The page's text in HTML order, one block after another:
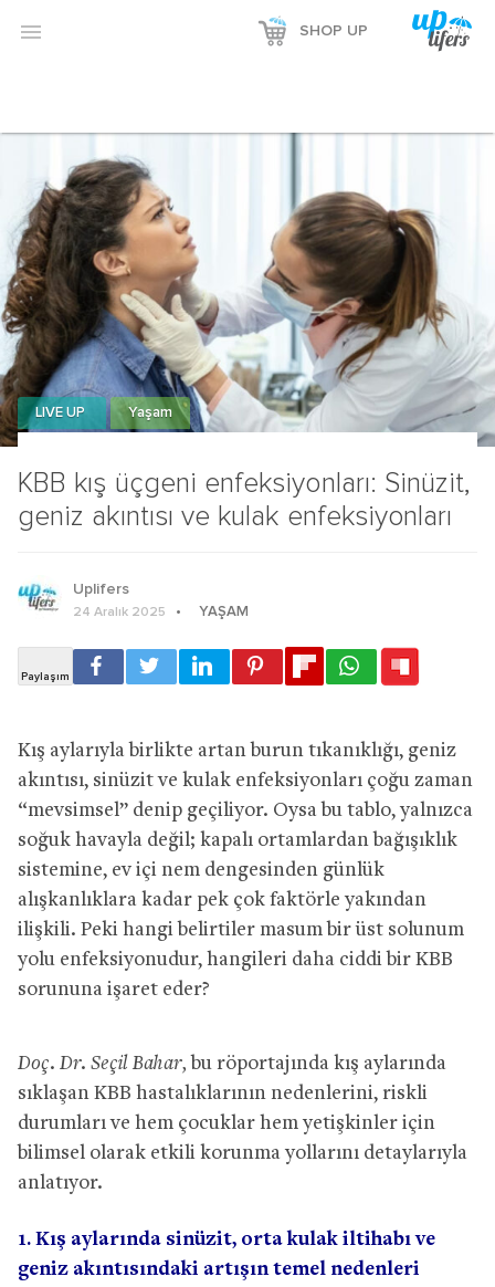
Reklamı Göster
Reklamı Gizle
 SHOP UP
KBB kış üçgeni enfeksiyonları: Sinüzit,
geniz akıntısı ve kulak enfeksiyonları
LIVE UP Yaşam
Uplifers
24 Aralık 2025 YAŞAM
Kış aylarıyla birlikte artan burun tıkanıklığı, geniz
akıntısı, sinüzit ve kulak enfeksiyonları çoğu zaman
“mevsimsel” denip geçiliyor. Oysa bu tablo, yalnızca
soğuk havayla değil; kapalı ortamlardan bağışıklık
sistemine, ev içi nem dengesinden günlük
alışkanlıklara kadar pek çok faktörle yakından
ilişkili. Peki hangi belirtiler masum bir üst solunum
yolu enfeksiyonudur, hangileri daha ciddi bir KBB
sorununa işaret eder?
Doç. Dr. Seçil Bahar, bu röportajında kış aylarında
sıklaşan KBB hastalıklarının nedenlerini, riskli
durumları ve hem çocuklar hem yetişkinler için
bilimsel olarak etkili korunma yollarını detaylarıyla
anlatıyor.
1. Kış aylarında sinüzit, orta kulak iltihabı ve
geniz akıntısındaki artışın temel nedenleri